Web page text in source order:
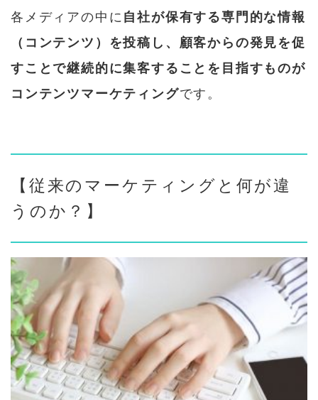
各メディアの中に 自社が保有する専門的な情報
（コンテンツ）を投稿し、顧客からの発見を促
すことで継続的に集客することを目指すものが
コンテンツマーケティングです。
【従来のマーケティングと何が違
うのか？】